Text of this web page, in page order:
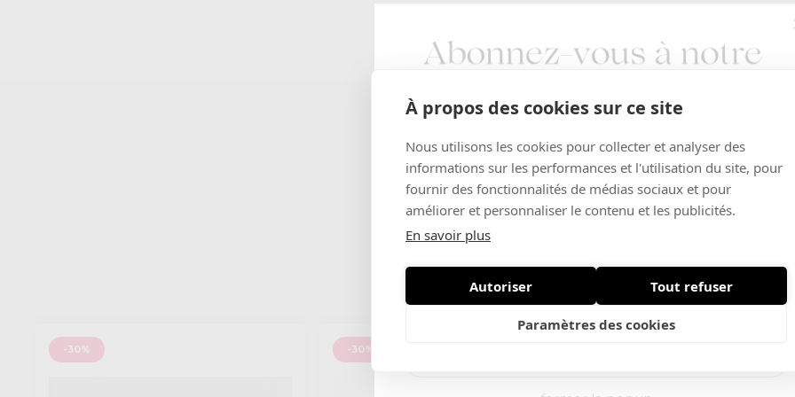
À propos des cookies sur ce site
Nous utilisons les cookies pour collecter et analyser des
informations sur les performances et l'utilisation du site, pour
fournir des fonctionnalités de médias sociaux et pour
améliorer et personnaliser le contenu et les publicités.
En savoir plus
Autoriser Tout refuser
Paramètres des cookies
Vous aimerez aussi ...
-30% -30%
Nouveautés • Offres exclusives